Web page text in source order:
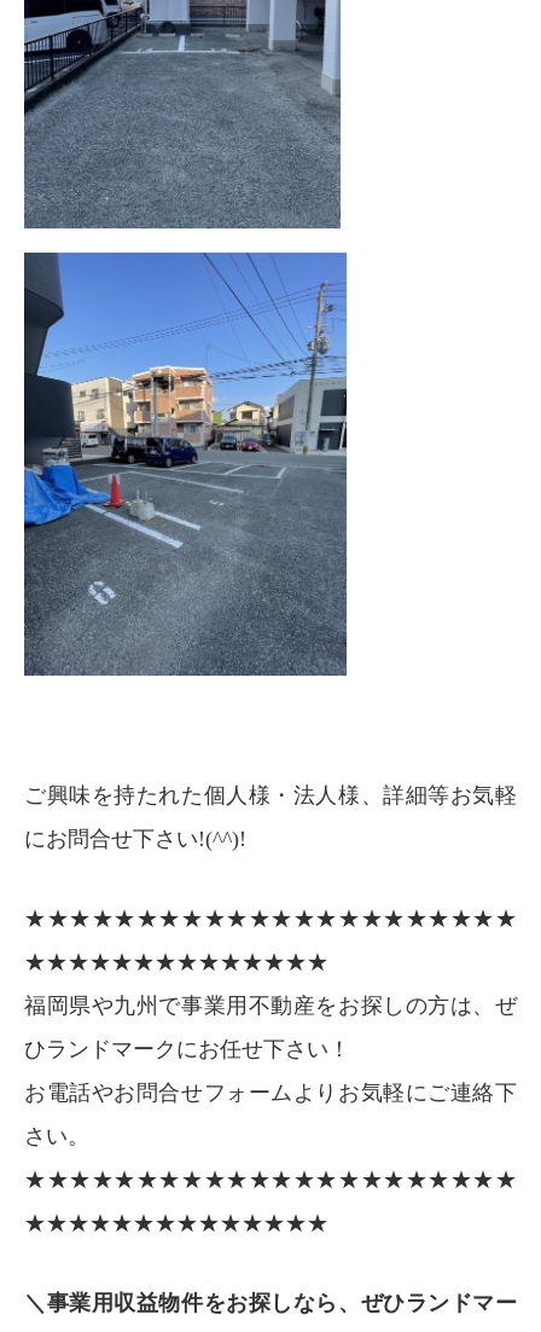
ご興味を持たれた個人様・法人様、詳細等お気軽
にお問合せ下さい!(^^)!
★★★★★★★★★★★★★★★★★★★★★★
★★★★★★★★★★★★★★
福岡県や九州で事業用不動産をお探しの方は、ぜ
ひランドマークにお任せ下さい！
お電話やお問合せフォームよりお気軽にご連絡下
さい。
★★★★★★★★★★★★★★★★★★★★★★
★★★★★★★★★★★★★★
＼事業用収益物件をお探しなら、ぜひランドマー